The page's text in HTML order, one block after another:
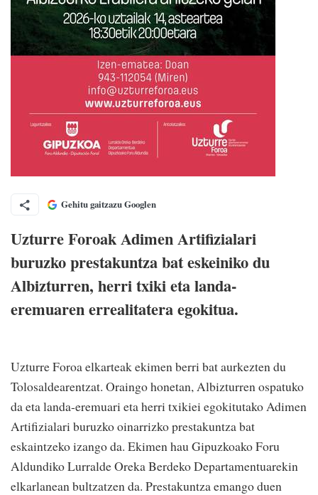
Gehitu gaitzazu Googlen
Uzturre Foroak Adimen Artifizialari
buruzko prestakuntza bat eskeiniko du
Albizturren, herri txiki eta landa-
eremuaren errealitatera egokitua.
Uzturre Foroa elkarteak ekimen berri bat aurkezten du
Tolosaldearentzat. Oraingo honetan, Albizturren ospatuko
da eta landa-eremuari eta herri txikiei egokitutako Adimen
Artifizialari buruzko oinarrizko prestakuntza bat
eskaintzeko izango da. Ekimen hau Gipuzkoako Foru
Aldundiko Lurralde Oreka Berdeko Departamentuarekin
elkarlanean bultzatzen da. Prestakuntza emango duen